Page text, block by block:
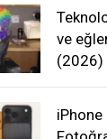
ve
(2026)